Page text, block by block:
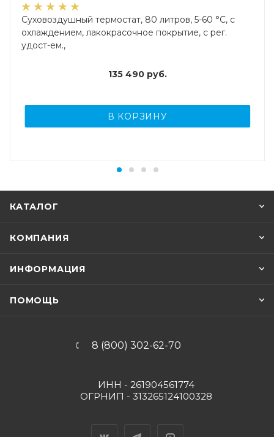
Суховоздушный термостат, 80 литров, 5-60 °С, с
охлаждением, лакокрасочное покрытие, с рег.
удост-ем.,
135 490руб.
В КОРЗИНУ
КАТАЛОГ
КОМПАНИЯ
ИНФОРМАЦИЯ
ПОМОЩЬ
8 (800) 302-62-70
ИНН - 261904561774
ОГРНИП - 313265124100328